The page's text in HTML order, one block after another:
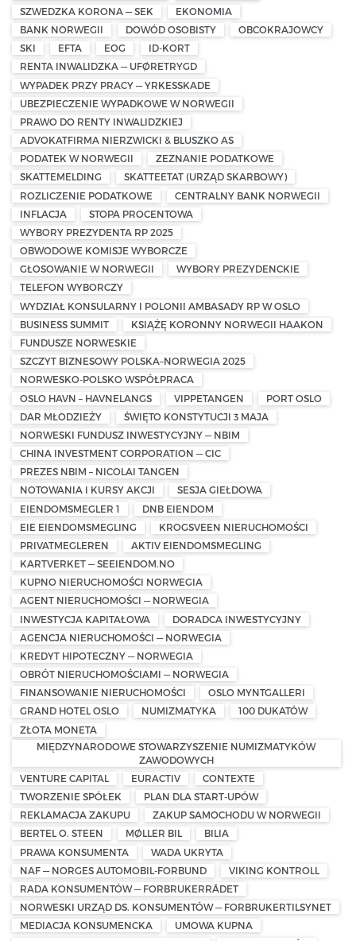
SZWEDZKA KORONA — SEK
EKONOMIA
BANK NORWEGII
DOWÓD OSOBISTY
OBCOKRAJOWCY
SKI
EFTA EOG
ID-KORT
RENTA INWALIDZKA — UFØRETRYGD
WYPADEK PRZY PRACY — YRKESSKADE
UBEZPIECZENIE WYPADKOWE W NORWEGII
PRAWO DO RENTY INWALIDZKIEJ
ADVOKATFIRMA NIERZWICKI & BLUSZKO AS
PODATEK W NORWEGII
ZEZNANIE PODATKOWE
SKATTEMELDING
SKATTEETAT (URZĄD SKARBOWY)
ROZLICZENIE PODATKOWE
CENTRALNY BANK NORWEGII
INFLACJA
STOPA PROCENTOWA
WYBORY PREZYDENTA RP 2025
OBWODOWE KOMISJE WYBORCZE
GŁOSOWANIE W NORWEGII
WYBORY PREZYDENCKIE
TELEFON WYBORCZY
WYDZIAŁ KONSULARNY I POLONII AMBASADY RP W OSLO
BUSINESS SUMMIT
KSIĄŻĘ KORONNY NORWEGII HAAKON
FUNDUSZE NORWESKIE
SZCZYT BIZNESOWY POLSKA–NORWEGIA 2025
NORWESKO-POLSKO WSPÓŁPRACA
OSLO HAVN – HAVNELANGS
VIPPETANGEN
PORT OSLO
DAR MŁODZIEŻY
ŚWIĘTO KONSTYTUCJI 3 MAJA
NORWESKI FUNDUSZ INWESTYCYJNY — NBIM
CHINA INVESTMENT CORPORATION — CIC
PREZES NBIM – NICOLAI TANGEN
NOTOWANIA I KURSY AKCJI
SESJA GIEŁDOWA
EIENDOMSMEGLER 1
DNB EIENDOM
EIE EIENDOMSMEGLING
KROGSVEEN NIERUCHOMOŚCI
PRIVATMEGLEREN
AKTIV EIENDOMSMEGLING
KARTVERKET — SEEIENDOM.NO
KUPNO NIERUCHOMOŚCI NORWEGIA
AGENT NIERUCHOMOŚCI — NORWEGIA
INWESTYCJA KAPITAŁOWA
DORADCA INWESTYCYJNY
AGENCJA NIERUCHOMOŚCI — NORWEGIA
KREDYT HIPOTECZNY — NORWEGIA
OBRÓT NIERUCHOMOŚCIAMI — NORWEGIA
FINANSOWANIE NIERUCHOMOŚCI
OSLO MYNTGALLERI
GRAND HOTEL OSLO
NUMIZMATYKA
100 DUKATÓW
ZŁOTA MONETA
MIĘDZYNARODOWE STOWARZYSZENIE NUMIZMATYKÓW
ZAWODOWYCH
VENTURE CAPITAL
EURACTIV
CONTEXTE
TWORZENIE SPÓŁEK
PLAN DLA START-UPÓW
REKLAMACJA ZAKUPU
ZAKUP SAMOCHODU W NORWEGII
BERTEL O. STEEN
MØLLER BIL
BILIA
PRAWA KONSUMENTA
WADA UKRYTA
NAF — NORGES AUTOMOBIL-FORBUND
VIKING KONTROLL
RADA KONSUMENTÓW — FORBRUKERRÅDET
NORWESKI URZĄD DS. KONSUMENTÓW — FORBRUKERTILSYNET
MEDIACJA KONSUMENCKA
UMOWA KUPNA